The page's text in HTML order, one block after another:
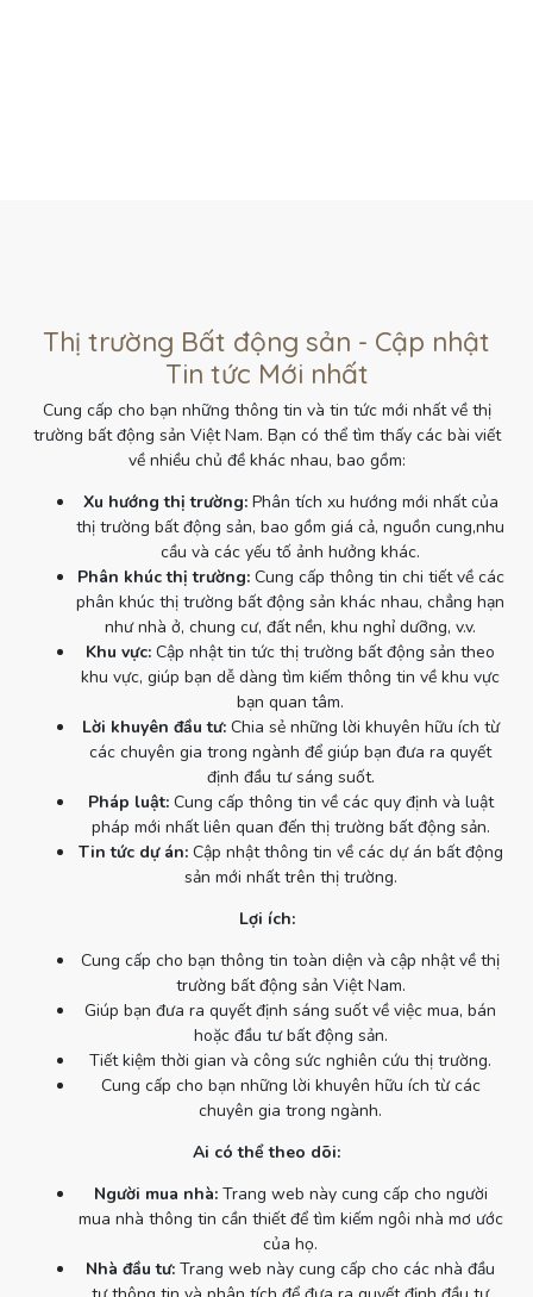
Thị trường Bất động sản - Cập nhật
Tin tức Mới nhất
Cung cấp cho bạn những thông tin và tin tức mới nhất về thị
trường bất động sản Việt Nam. Bạn có thể tìm thấy các bài viết
về nhiều chủ đề khác nhau, bao gồm:
Xu hướng thị trường:Phân tích xu hướng mới nhất của
thị trường bất động sản, bao gồm giá cả, nguồn cung,nhu
cầu và các yếu tố ảnh hưởng khác.
Phân khúc thị trường:Cung cấp thông tin chi tiết về các
phân khúc thị trường bất động sản khác nhau, chẳng hạn
như nhà ở, chung cư, đất nền, khu nghỉ dưỡng, v.v.
Khu vực: Cập nhật tin tức thị trường bất động sản theo
khu vực, giúp bạn dễ dàng tìm kiếm thông tin về khu vực
bạn quan tâm.
Lời khuyên đầu tư:Chia sẻ những lời khuyên hữu ích từ
các chuyên gia trong ngành để giúp bạn đưa ra quyết
định đầu tư sáng suốt.
Pháp luật:Cung cấp thông tin về các quy định và luật
pháp mới nhất liên quan đến thị trường bất động sản.
Tin tức dự án:Cập nhật thông tin về các dự án bất động
sản mới nhất trên thị trường.
Lợi ích:
Cung cấp cho bạn thông tin toàn diện và cập nhật về thị
trường bất động sản Việt Nam.
Giúp bạn đưa ra quyết định sáng suốt về việc mua, bán
hoặc đầu tư bất động sản.
Tiết kiệm thời gian và công sức nghiên cứu thị trường.
Cung cấp cho bạn những lời khuyên hữu ích từ các
chuyên gia trong ngành.
Ai có thể theo dõi:
Người mua nhà:Trang web này cung cấp cho người
mua nhà thông tin cần thiết để tìm kiếm ngôi nhà mơ ước
của họ.
Nhà đầu tư: Trang web này cung cấp cho các nhà đầu